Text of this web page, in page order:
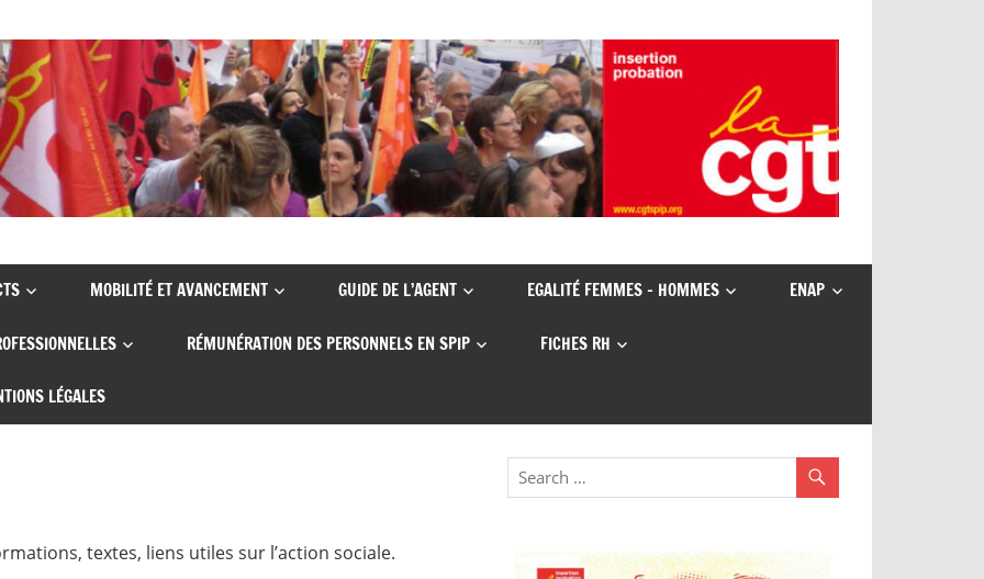
MOBILITÉ ET AVANCEMENT GUIDE DE L’AGENT EGALITÉ FEMMES – HOMMES ENAP
RÉMUNÉRATION DES PERSONNELS EN SPIP FICHES RH
LÉGALES
textes, liens utiles sur l’action sociale.